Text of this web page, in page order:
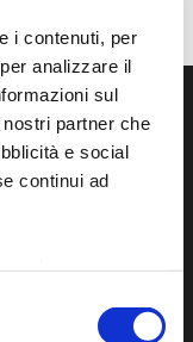
i contenuti, per
analizzare il
sul
partner che
e social
continui ad